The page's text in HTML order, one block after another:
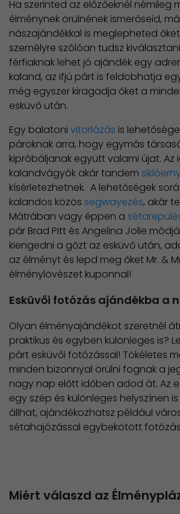
Ha szerinted az előzőeknél némileg
élménynek örülnének ismerőseid,
nászajándékkal is meglepheted
személyre szólóan tudsz
férfiaknak lehet jó ajándék egy
kaland, az ifjú párt is feldobhatja
még egyszer kiragadja őket a
esküvő után.
Egy balatoni vitorlázás is
pároknak arra, hogy egymás
kipróbáljanak együtt valami újat. Az
kalandvágyók akár tandem
kísérletezhetnek. A lehetőségek
kalandos közös segwayezés, akár
Mátrában vagy éppen a
pár Brad Pitt és Angelina Jolie
kiengedni a gőzt az esküvő után,
az élményt és lepd meg őket Mr. &
élménylövészet kuponnal!
Esküvői fotózás ajándékba a
Olyan élményajándékot szeretnél
praktikus és egyben különleges is?
párt esküvői fotózással! Tökéletes
minden bizonnyal örülni fognak a
nagy nap előtt időben adod át. Az
egy szép és különleges helyszínen
állhat, ajándékozhatsz például
sétahajózással egybekötött
Miért válaszd az